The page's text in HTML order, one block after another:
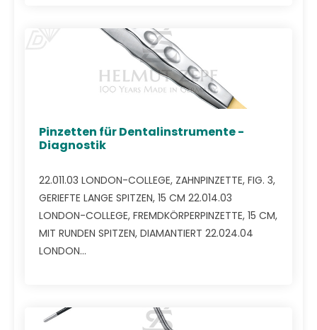
Pinzetten für Dentalinstrumente -
Diagnostik
22.011.03 LONDON-COLLEGE, ZAHNPINZETTE, FIG. 3,
GERIEFTE LANGE SPITZEN, 15 CM 22.014.03
LONDON-COLLEGE, FREMDKÖRPERPINZETTE, 15 CM,
MIT RUNDEN SPITZEN, DIAMANTIERT 22.024.04
LONDON...